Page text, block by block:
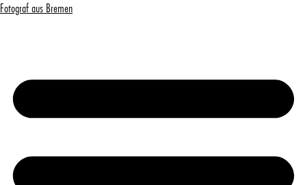
Fotograf aus Bremen